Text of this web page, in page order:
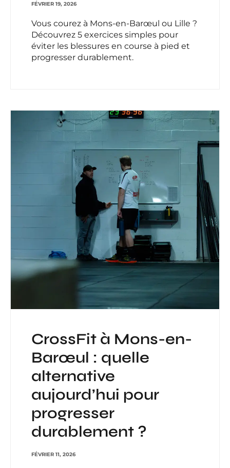
FÉVRIER 19, 2026
Vous courez à Mons-en-Barœul ou Lille ?
Découvrez 5 exercices simples pour
éviter les blessures en course à pied et
progresser durablement.
CrossFit à Mons-en-
Barœul : quelle
alternative
aujourd’hui pour
progresser
durablement ?
FÉVRIER 11, 2026